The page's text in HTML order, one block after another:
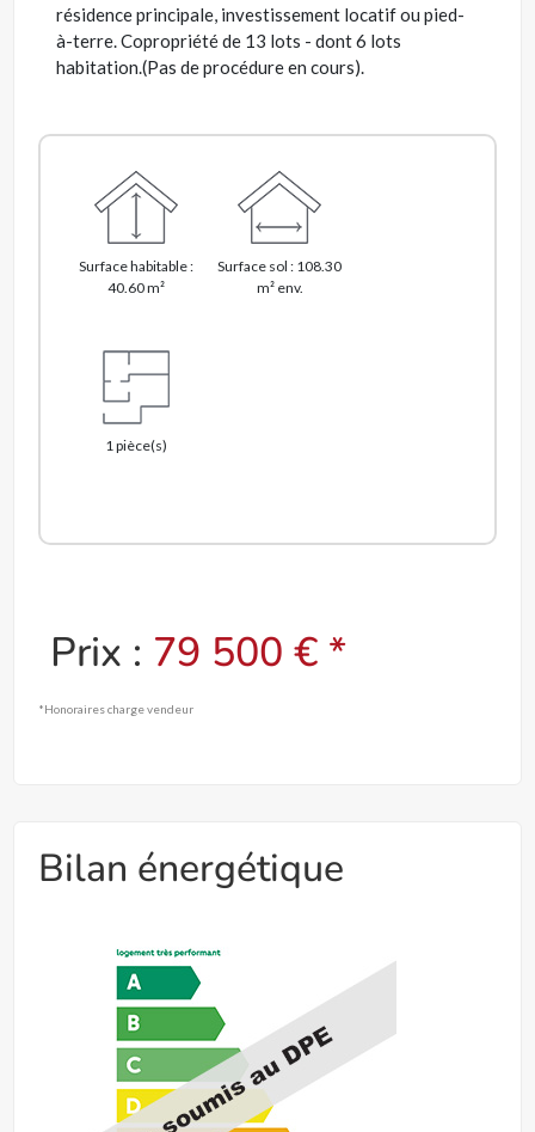
résidence principale, investissement locatif ou pied-
à-terre. Copropriété de 13 lots - dont 6 lots
habitation.(Pas de procédure en cours).
Surface habitable :
40.60 m²
Surface sol : 108.30
m² env.
1 pièce(s)
Prix : 79 500 € *
*Honoraires charge vendeur
Bilan énergétique